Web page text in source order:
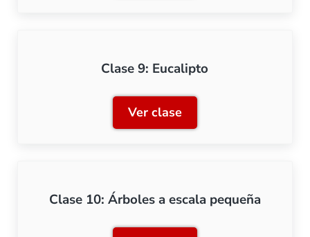
Clase 9: Eucalipto
Ver claseClase 9: Eucalipto
Clase 10: Árboles a escala pequeña